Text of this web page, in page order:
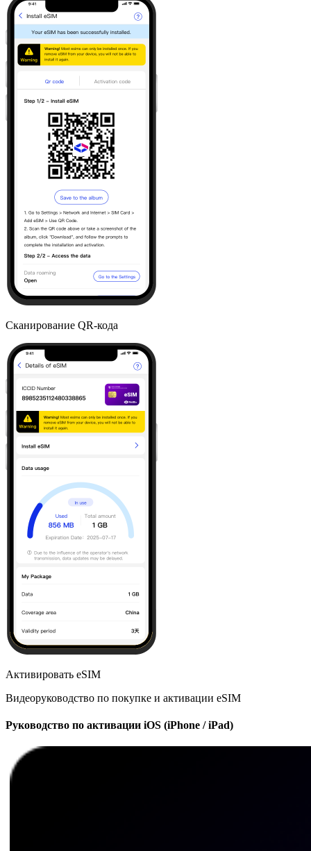
Сканирование QR-кода
Активировать eSIM
Видеоруководство по покупке и активации eSIM
Руководство по активации iOS (iPhone / iPad)